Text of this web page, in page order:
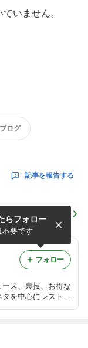
いません。
ログ
記事を報告する
おもちゃ取り放題
ス、裏技、お得な
を中心にレストラ
っている某アメッ
らフォロー
不要です
フォロー